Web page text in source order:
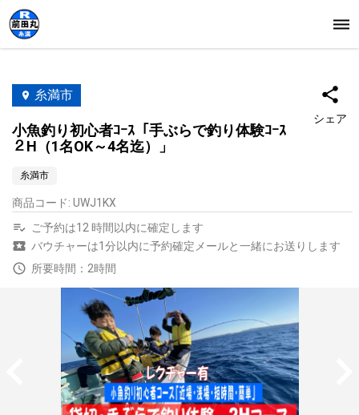
糸満市
小魚釣り初心者ｺｰｽ「手ぶらで釣り体験ｺｰｽ
２H（1名OK～4名迄）」
シェア
糸満市
商品コード: UWJ1KX
ご予約は12 時間以内に確定します
バウチャーは1分以内に予約確定メールと一緒にお送りします
所要時間：2時間